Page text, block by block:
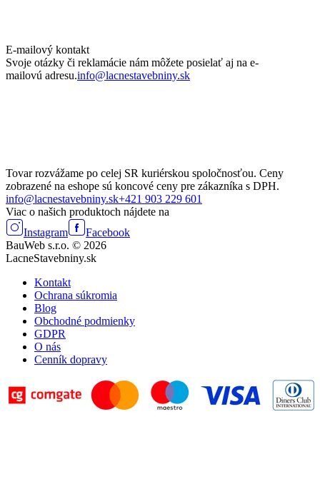
E-mailový kontakt
Svoje otázky či reklamácie nám môžete posielať aj na e-
mailovú adresu.info@lacnestavebniny.sk
Tovar rozvážame po celej SR kuriérskou spoločnosťou. Ceny
zobrazené na eshope sú koncové ceny pre zákazníka s DPH.
info@lacnestavebniny.sk+421 903 229 601
Viac o našich produktoch nájdete na
Instagram
Facebook
BauWeb s.r.o. © 2026
LacneStavebniny.sk
Kontakt
Ochrana súkromia
Blog
Obchodné podmienky
GDPR
O nás
Cenník dopravy